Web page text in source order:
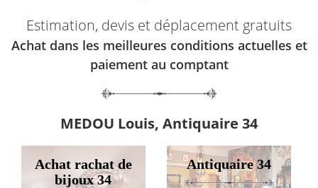
Estimation, devis et déplacement gratuits
Achat dans les meilleures conditions actuelles et
paiement au comptant
MEDOU Louis, Antiquaire 34
Achat rachat de
bijoux 34
Antiquaire 34